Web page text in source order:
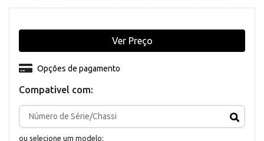
Compativel com:
ou selecione um modelo:
Opções de pagamento
Ver Preço